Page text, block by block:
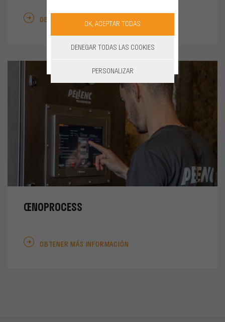
OBTENER MÁS INFORMACIÓN
ŒNOPROCESS
OBTENER MÁS INFORMACIÓN
OK, ACEPTAR TODAS
DENEGAR TODAS LAS COOKIES
PERSONALIZAR